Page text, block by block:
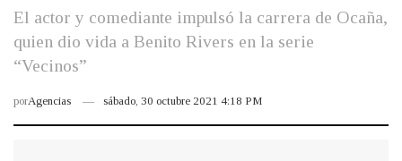
El actor y comediante impulsó la carrera de Ocaña,
quien dio vida a Benito Rivers en la serie
“Vecinos”
porAgencias sábado, 30 octubre 2021 4:18 PM